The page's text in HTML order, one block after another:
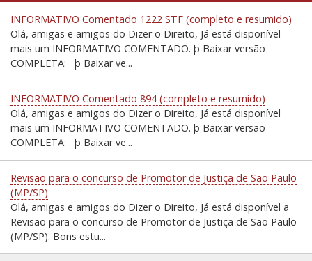
INFORMATIVO Comentado 1222 STF (completo e resumido)
Olá, amigas e amigos do Dizer o Direito, Já está disponível
mais um INFORMATIVO COMENTADO. þ Baixar versão
COMPLETA: þ Baixar ve...
INFORMATIVO Comentado 894 (completo e resumido)
Olá, amigas e amigos do Dizer o Direito, Já está disponível
mais um INFORMATIVO COMENTADO. þ Baixar versão
COMPLETA: þ Baixar ve...
Revisão para o concurso de Promotor de Justiça de São Paulo
(MP/SP)
Olá, amigas e amigos do Dizer o Direito, Já está disponível a
Revisão para o concurso de Promotor de Justiça de São Paulo
(MP/SP). Bons estu...